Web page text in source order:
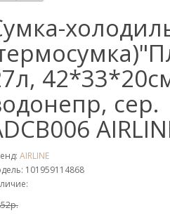
сер.
AIRLINE
101959114868